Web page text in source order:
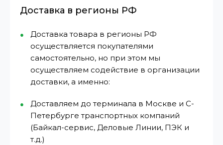
Доставка в регионы РФ
Доставка товара в регионы РФ
осуществляется покупателями
самостоятельно, но при этом мы
осуществляем содействие в организации
доставки, а именно:
Доставляем до терминала в Москве и С-
Петербурге транспортных компаний
(Байкал-сервис, Деловые Линии, ПЭК и
т.д.)